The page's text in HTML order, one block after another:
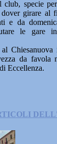
club, specie
girare al
e da
le gare
da favola
Eccellenza.